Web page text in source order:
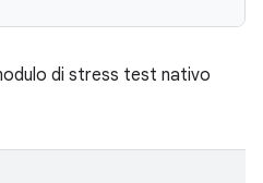
di stress test nativo